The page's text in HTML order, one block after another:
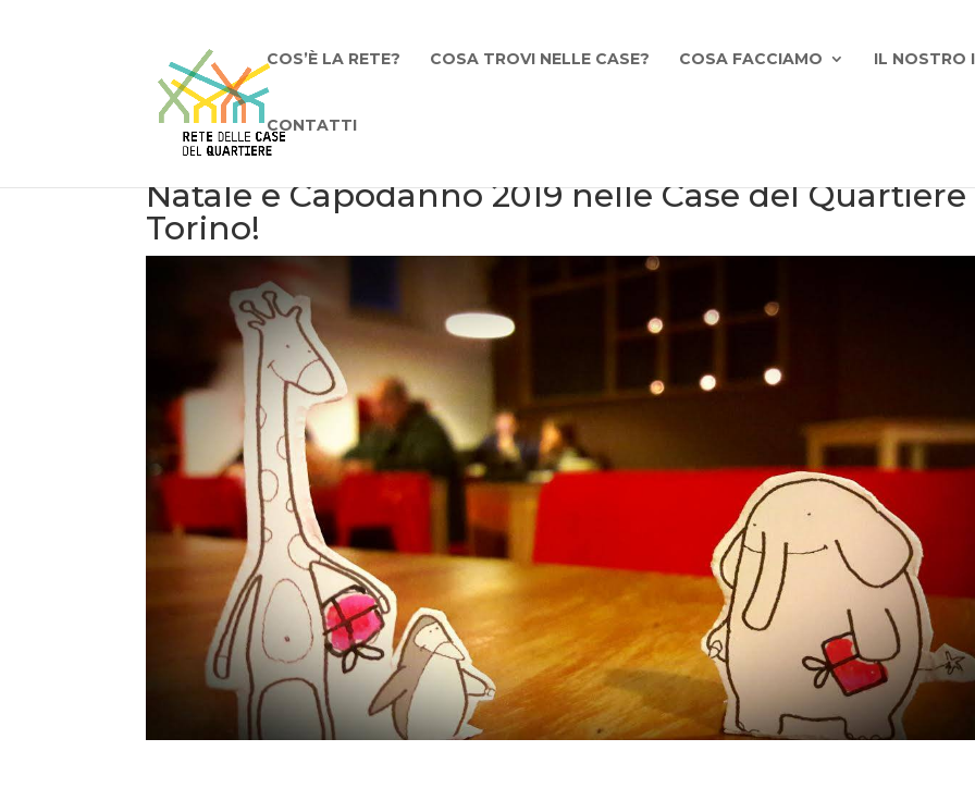
COS’È LA RETE? COSA TROVI NELLE CASE? COSA FACCIAMO IL NOSTRO
CONTATTI
Natale e Capodanno 2019 nelle Case del
Torino!